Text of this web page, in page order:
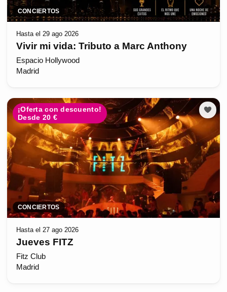
CONCIERTOS
Hasta el 29 ago 2026
Vivir mi vida: Tributo a Marc Anthony
Espacio Hollywood
Madrid
¡Oferta con descuento!
Desde 20 €
CONCIERTOS
Hasta el 27 ago 2026
Jueves FITZ
Fitz Club
Madrid